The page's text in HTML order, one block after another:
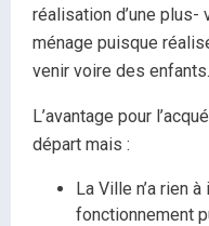
réalisation d’une plus-
ménage puisque
venir voire des enfants.
L’avantage pour
départ mais :
La Ville n’a rien
fonctionnement